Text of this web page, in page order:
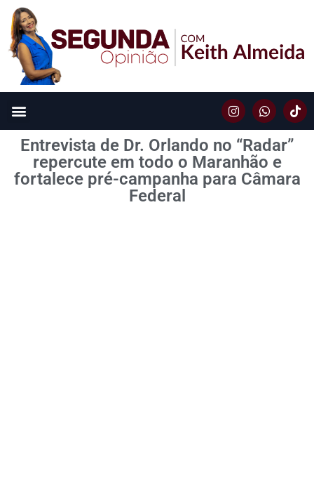
Entrevista de Dr. Orlando no “Radar”
repercute em todo o Maranhão e
fortalece pré-campanha para Câmara
Federal